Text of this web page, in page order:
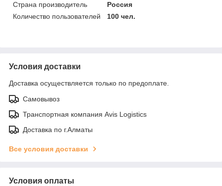
Страна производитель
Россия
Количество пользователей
100 чел.
Условия доставки
Доставка осуществляется только по предоплате.
Самовывоз
Транспортная компания Avis Logistics
Доставка по г.Алматы
Все условия доставки
Условия оплаты